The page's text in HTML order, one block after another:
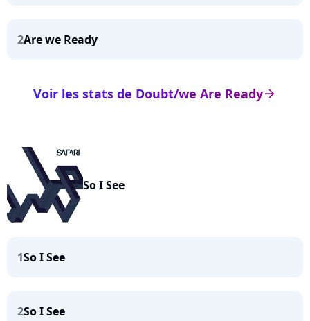
2Are we Ready
arrow_right
Voir les stats de Doubt/we Are Ready
So I See
1So I See
2So I See